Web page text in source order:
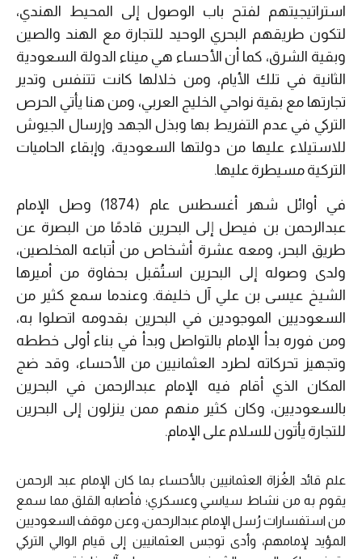
استراتيجيتهم لفتح باب الوصول إلى المحيط الهندي،
لتكون طريقهم البحري الوحيد للتجارة مع الهند والصين
وبقية الشرق، كما أن الأحساء هي ميناء الدولة السعودية
الثانية في تلك الأيام، ومن خلالها كانت تتنفس وتدير
تجارتها مع بقية نواحي الخليج العربي، ومن هنا يأتي الحرص
التركي في عدم التفريط بها وبذل الجهد وإرسال الجيوش
للاستيلاء عليها من دولتها السعودية، وإبقاء الحاميات
التركية مسيطرة عليها.
في أوائل شهر أغسطس عام (1874) وصل الإمام
عبدالرحمن بن فيصل إلى البحرين قادمًا من البصرة عن
طريق البحر، ومعه عشرة أشخاص من أتباعه المخلصين،
ولدى وصوله إلى البحرين استُقبل بحفاوة من أميرها
الشيخ عيسى بن علي آل خليفة. وعندما سمع كثير من
السعوديين الموجودين في البحرين بقدومه اتصلوا به،
ومن فوره بدأ الإمام بالتواصل وبدأ في بناء أولى خططه
وتجهيز تحركاته لطرد العثمانيين من الأحساء، وقد ضج
المكان الذي أقام فيه الإمام عبدالرحمن في البحرين
بالسعوديين، وكان كثير منهم ممن ينزلون إلى البحرين
للتجارة يأتون للسلام على الإمام.
علم قائد الغُزاة العثمانيين بالأحساء بما كان الإمام عبد الرحمن
يقوم به من نشاط سياسي وعسكري؛ فأصابه القلق مما سمع
من استفسارات رُسل الإمام عبدالرحمن، وعن موقف السعوديين
المؤيد لإمامهم، وأدى توجس العثمانيين إلى قيام الوالي التركي